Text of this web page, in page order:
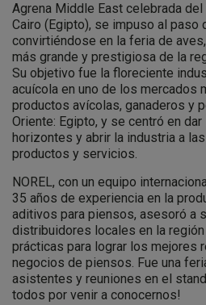
Agrena Middle East celebrada del
Cairo (Egipto), se impuso al paso
convirtiéndose en la feria de
más grande y prestigiosa de la
Su objetivo fue la floreciente
acuícola en uno de los mercados
productos avícolas, ganaderos y
Oriente: Egipto, y se centró en
horizontes y abrir la industria a
productos y servicios.
NOREL, con un equipo
35 años de experiencia en la
aditivos para piensos, asesoró a
distribuidores locales en la
prácticas para lograr los mejores
negocios de piensos. Fue una
asistentes y reuniones en el stand
todos por venir a conocernos!